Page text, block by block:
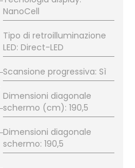
NanoCell
Tipo di retroilluminazione
LED: Direct-LED
Scansione progressiva: Sì
Dimensioni diagonale
schermo (cm): 190,5
Dimensioni diagonale
schermo: 190,5